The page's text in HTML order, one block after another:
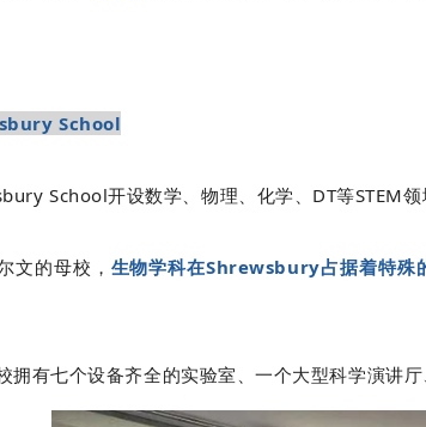
School
School开设数学、物理、化学、DT等STEM
文的母校， 生物学科在Shrewsbury占据着特殊
拥有七个设备齐全的实验室、一个大型科学演讲厅